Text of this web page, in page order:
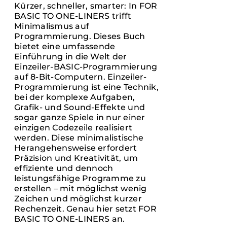
WEIST
MEHRERE
VARIANTEN
AUF.
DIE
OPTIONEN
KÖNNEN
AUF
DER
PRODUKTSEITE
GEWÄHLT
WERDEN
Kürzer, schneller, smarter: In FOR
BASIC TO ONE-LINERS trifft
Minimalismus auf
Programmierung. Dieses Buch
bietet eine umfassende
Einführung in die Welt der
Einzeiler-BASIC-Programmierung
auf 8-Bit-Computern. Einzeiler-
Programmierung ist eine Technik,
bei der komplexe Aufgaben,
Grafik- und Sound-Effekte und
sogar ganze Spiele in nur einer
einzigen Codezeile realisiert
werden. Diese minimalistische
Herangehensweise erfordert
Präzision und Kreativität, um
effiziente und dennoch
leistungsfähige Programme zu
erstellen – mit möglichst wenig
Zeichen und möglichst kurzer
Rechenzeit. Genau hier setzt FOR
BASIC TO ONE-LINERS an.